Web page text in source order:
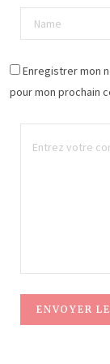
Enregistrer mon
pour mon prochain